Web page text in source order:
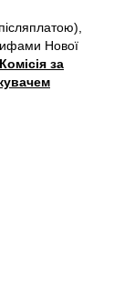
Нової
Комісія за